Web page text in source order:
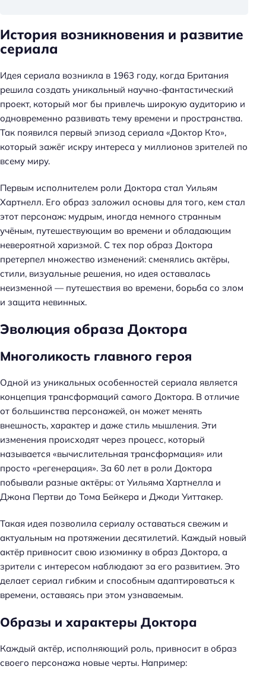
История возникновения и развитие
сериала
Идея сериала возникла в 1963 году, когда Британия
решила создать уникальный научно-фантастический
проект, который мог бы привлечь широкую аудиторию и
одновременно развивать тему времени и пространства.
Так появился первый эпизод сериала «Доктор Кто»,
который зажёг искру интереса у миллионов зрителей по
всему миру.
Первым исполнителем роли Доктора стал Уильям
Хартнелл. Его образ заложил основы для того, кем стал
этот персонаж: мудрым, иногда немного странным
учёным, путешествующим во времени и обладающим
невероятной харизмой. С тех пор образ Доктора
претерпел множество изменений: сменялись актёры,
стили, визуальные решения, но идея оставалась
неизменной — путешествия во времени, борьба со злом
и защита невинных.
Эволюция образа Доктора
Многоликость главного героя
Одной из уникальных особенностей сериала является
концепция трансформаций самого Доктора. В отличие
от большинства персонажей, он может менять
внешность, характер и даже стиль мышления. Эти
изменения происходят через процесс, который
называется «вычислительная трансформация» или
просто «регенерация». За 60 лет в роли Доктора
побывали разные актёры: от Уильяма Хартнелла и
Джона Пертви до Тома Бейкера и Джоди Уиттакер.
Такая идея позволила сериалу оставаться свежим и
актуальным на протяжении десятилетий. Каждый новый
актёр привносит свою изюминку в образ Доктора, а
зрители с интересом наблюдают за его развитием. Это
делает сериал гибким и способным адаптироваться к
времени, оставаясь при этом узнаваемым.
Образы и характеры Доктора
Каждый актёр, исполняющий роль, привносит в образ
своего персонажа новые черты. Например: